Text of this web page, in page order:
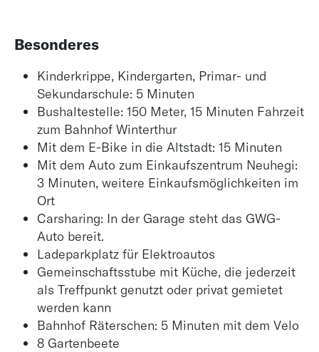
Besonderes
Kinderkrippe, Kindergarten, Primar- und
Sekundarschule: 5 Minuten
Bushaltestelle: 150 Meter, 15 Minuten Fahrzeit
zum Bahnhof Winterthur
Mit dem E-Bike in die Altstadt: 15 Minuten
Mit dem Auto zum Einkaufszentrum Neuhegi:
3 Minuten, weitere Einkaufsmöglichkeiten im
Ort
Carsharing: In der Garage steht das GWG-
Auto bereit.
Ladeparkplatz für Elektroautos
Gemeinschaftsstube mit Küche, die jederzeit
als Treffpunkt genutzt oder privat gemietet
werden kann
Bahnhof Räterschen: 5 Minuten mit dem Velo
8 Gartenbeete